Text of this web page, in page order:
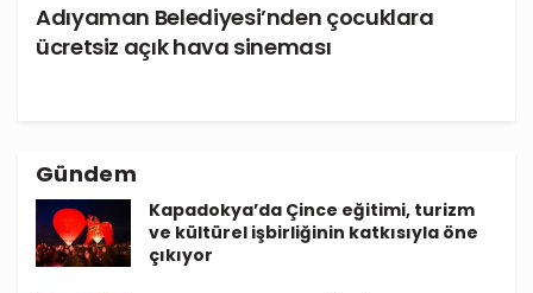
Adıyaman Belediyesi’nden çocuklara
ücretsiz açık hava sineması
Gündem
Kapadokya’da Çince eğitimi, turizm
ve kültürel işbirliğinin katkısıyla öne
çıkıyor